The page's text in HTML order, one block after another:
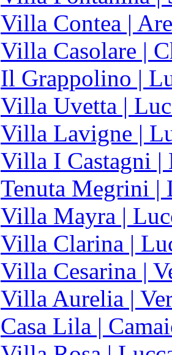
Villa Contea |
Villa Casolare |
Il Grappolino |
Villa Uvetta |
Villa Lavigne |
Villa I Castagni |
Tenuta Megrini |
Villa Mayra |
Villa Clarina |
Villa Cesarina |
Villa Aurelia |
Casa Lila |